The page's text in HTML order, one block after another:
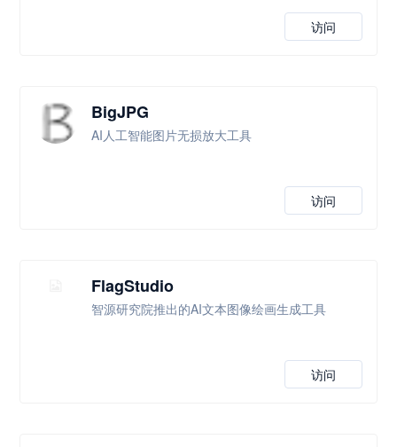
访问
BigJPG
AI人工智能图片无损放大工具
访问
FlagStudio
智源研究院推出的AI文本图像绘画生成工具
访问